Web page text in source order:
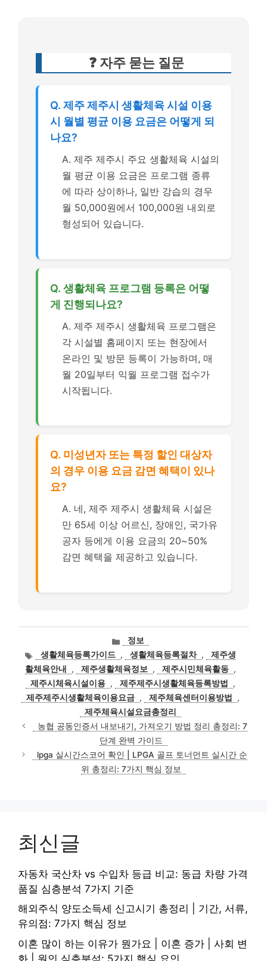
❓ 자주 묻는 질문
Q. 제주 제주시 생활체육 시설 이용
시 월별 평균 이용 요금은 어떻게 되
나요?
A. 제주 제주시 주요 생활체육 시설의
월 평균 이용 요금은 프로그램 종류
에 따라 상이하나, 일반 강습의 경우
월 50,000원에서 100,000원 내외로
형성되어 있습니다.
Q. 생활체육 프로그램 등록은 어떻
게 진행되나요?
A. 제주 제주시 생활체육 프로그램은
각 시설별 홈페이지 또는 현장에서
온라인 및 방문 등록이 가능하며, 매
월 20일부터 익월 프로그램 접수가
시작됩니다.
Q. 미성년자 또는 특정 할인 대상자
의 경우 이용 요금 감면 혜택이 있나
요?
A. 네, 제주 제주시 생활체육 시설은
만 65세 이상 어르신, 장애인, 국가유
공자 등에게 이용 요금의 20~50%
감면 혜택을 제공하고 있습니다.
카
고
리
정보
태
그
생활체육등록가이드 , 생활체육등록절차 ,
제주생
활체육안내
, 제주생활체육정보 , 제주시민체육활동 ,
제주시체육시설이용 , 제주제주시생활체육등록방법
,
제주제주시생활체육이용요금 , 제주체육센터이용방법
,
제주체육시설요금총정리
농협 공동인증서 내보내기, 가져오기 방법 정리 총정리: 7
단계 완벽 가이드
lpga 실시간스코어 확인 | LPGA 골프 토너먼트 실시간 순
위 총정리: 7가지 핵심 정보
최신글
자동차 국산차 vs 수입차 등급 비교: 동급 차량 가격
품질 심층분석 7가지 기준
해외주식 양도소득세 신고시기 총정리 | 기간, 서류,
유의점: 7가지 핵심 정보
이혼 많이 하는 이유가 뭔가요 | 이혼 증가 | 사회 변
화 | 원인 심층분석: 5가지 핵심 요인